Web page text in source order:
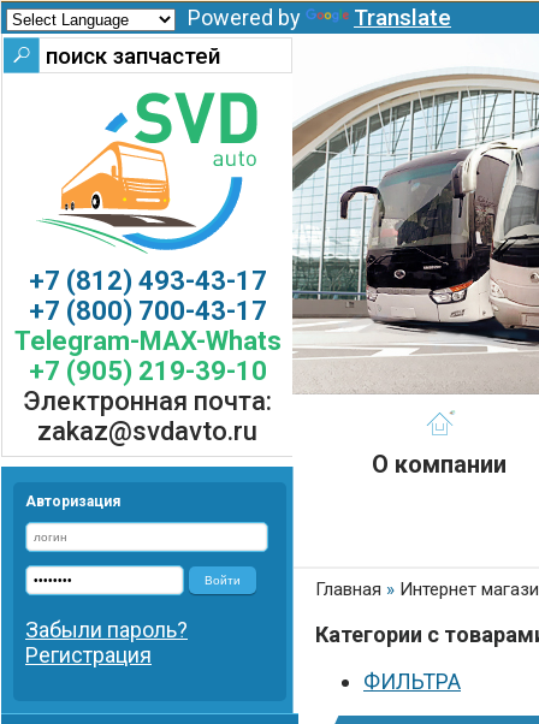
Powered by Translate
+7 (812) 493-43-17
+7 (800) 700-43-17
Telegram-MAX-Whats
+7 (905) 219-39-10
Электронная почта:
zakaz@svdavto.ru
О компании
Главная » Интернет
Категории с
ФИЛЬТРА
Авторизация
Войти
Забыли пароль?
Регистрация